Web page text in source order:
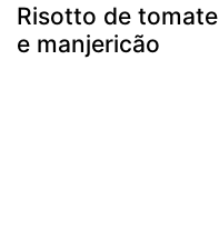
Risotto de tomate
e manjericão